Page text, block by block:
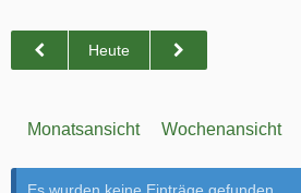
Heute
Monatsansicht Wochenansicht